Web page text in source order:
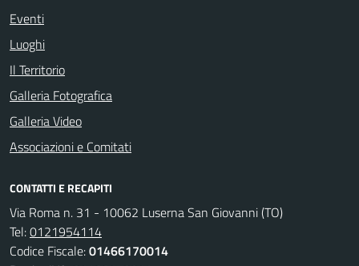
Eventi
Luoghi
Il Territorio
Galleria Fotografica
Galleria Video
Associazioni e Comitati
CONTATTI E RECAPITI
Via Roma n. 31 - 10062 Luserna San Giovanni (TO)
Tel:0121954114
Codice Fiscale:01466170014